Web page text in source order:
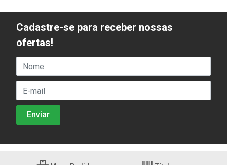
Cadastre-se para receber nossas
ofertas!